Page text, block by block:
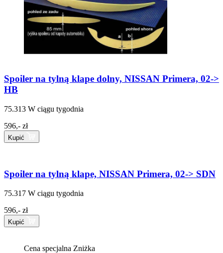
Spoiler na tylną klape dolny, NISSAN Primera, 02->
HB
75.313 W ciągu tygodnia
596,- zł
Kupić
Spoiler na tylną klape, NISSAN Primera, 02-> SDN
75.317 W ciągu tygodnia
596,- zł
Kupić
Cena specjalna Zniżka